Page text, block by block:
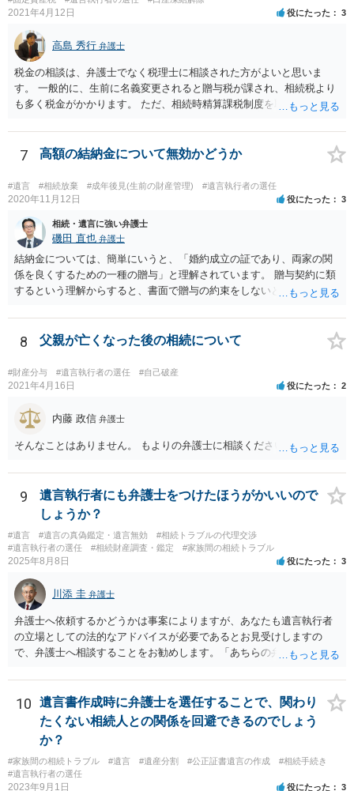
2021年4月12日 役にたった 3
高島 秀行 弁護士
税金の相談は、弁護士でなく税理士に相談された方がよいと思いま
す。 一般的に、生前に名義変更されると贈与税が課され、相続税より
も多く税金がかかります。 ただ、相続時精算課税制度を取れば、実質
ういう場合にどれくらい税金がかかるか計算してもらって どういう方
針を取るか決められたらよいと思います。
7 高額の結納金について無効かどうか
#遺言 #相続放棄 #成年後見(生前の財産管理) #遺言執行者の選任
2020年11月12日 役にたった 3
相続・遺言に強い弁護士
磯田 直也 弁護士
結納金については、簡単にいうと、「婚約成立の証であり、両家の関
係を良くするための一種の贈与」と理解されています。 贈与契約に類
するという理解からすると、書面で贈与の約束をしないと相手方は支
ことは困難です。 くれぐれも今後お気をつけください。 弁護士に対応
を依頼されるのも悪くはありませんが、感情的な理由が強いと思いま
8 父親が亡くなった後の相続について
#財産分与 #遺言執行者の選任 #自己破産
2021年4月16日 役にたった 2
内藤 政信 弁護士
そんなことはありません。 もよりの弁護士に相談ください。
9
遺言執行者にも弁護士をつけたほうがかいいので
しょうか？
#遺言 #遺言の真偽鑑定・遺言無効
#相続トラブルの代理交渉
#遺言執行者の選任
#相続財産調査・鑑定 #家族間の相続トラブル
2025年8月8日 役にたった 3
川添 圭 弁護士
弁護士へ依頼するかどうかは事案によりますが、あなたも遺言執行者
の立場としての法的なアドバイスが必要であるとお見受けしますの
で、弁護士へ相談することをお勧めします。「あちらの弁護士」（元
誘導しかしてこないと思います。
10
遺言書作成時に弁護士を選任することで、関わり
たくない相続人との関係を回避できるのでしょう
か？
#家族間の相続トラブル #遺言 #遺産分割 #公正証書遺言の作成
#相続手続き
#遺言執行者の選任
2023年9月1日 役にたった 3